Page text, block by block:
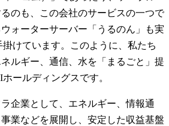
のも、この会社のサービスの一つで
ォーターサーバー「うるのん」も実
けています。このように、私たち
ルギー、通信、水を「まるごと」提
ールディングスです。
企業として、エネルギー、情報通
業などを展開し、安定した収益基盤